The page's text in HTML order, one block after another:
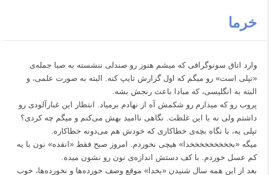
خرما
وارد اتاق سونوگرافی که میشم هنوز رو صندلی ننشسته به صبا جمله‌ی
«تپلی است» رو میگم که اول گزارش تایپ کنه. البته به صورت علمی، و
البته به انگلیسی، که مبادا باعث رنجش بشه.
پروب رو که میذارم رو شکمش آه از نهادم برمیاد. انتظار این غبارآلودی رو
داشتم ولی نه با این غلظت. نگاهی ناامید بهش می‌کنم و میگم چه کردی؟
تپلی یه، با نگاه بچه‌ی خطاکاری که خودش هم می‌دونه خطاکاره.
میگه «بخخخخخخخخخدا» هیچی نخوردم. امروز صبح فقط «انقده» نون با یه
کم عسل خوردم. با کف دستش اندازه‌ی نون رو نشون میده.
بعد از این همه سال شنیدن «بخدا» موقع وصف خورده‌ها و نخورده‌ها، خوب